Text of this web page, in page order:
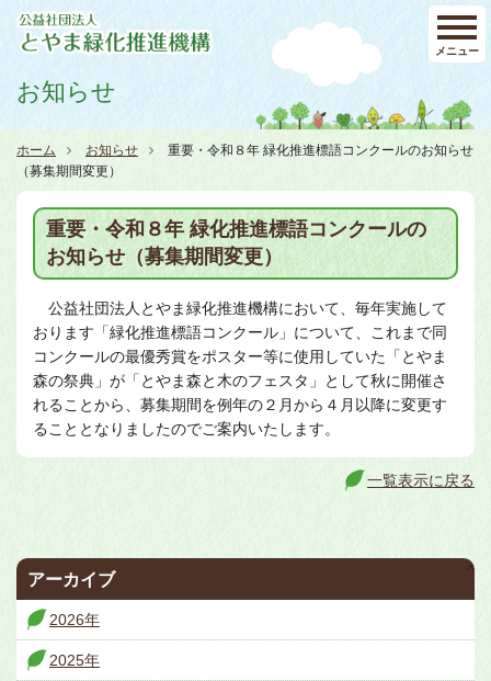
メニュー
お知らせ
ホーム お知らせ
重要・令和８年 緑化推進標語コンクールのお知らせ
（募集期間変更）
重要・令和８年 緑化推進標語コンクールの
お知らせ（募集期間変更）
公益社団法人とやま緑化推進機構において、毎年実施して
おります「緑化推進標語コンクール」について、これまで同
コンクールの最優秀賞をポスター等に使用していた「とやま
森の祭典」が「とやま森と木のフェスタ」として秋に開催さ
れることから、募集期間を例年の２月から４月以降に変更す
ることとなりましたのでご案内いたします。
一覧表示に戻る
アーカイブ
2026年
2025年
^